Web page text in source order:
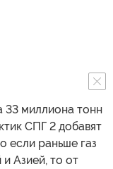
33 миллиона тонн
СПГ 2 добавят
если раньше газ
Азией, то от